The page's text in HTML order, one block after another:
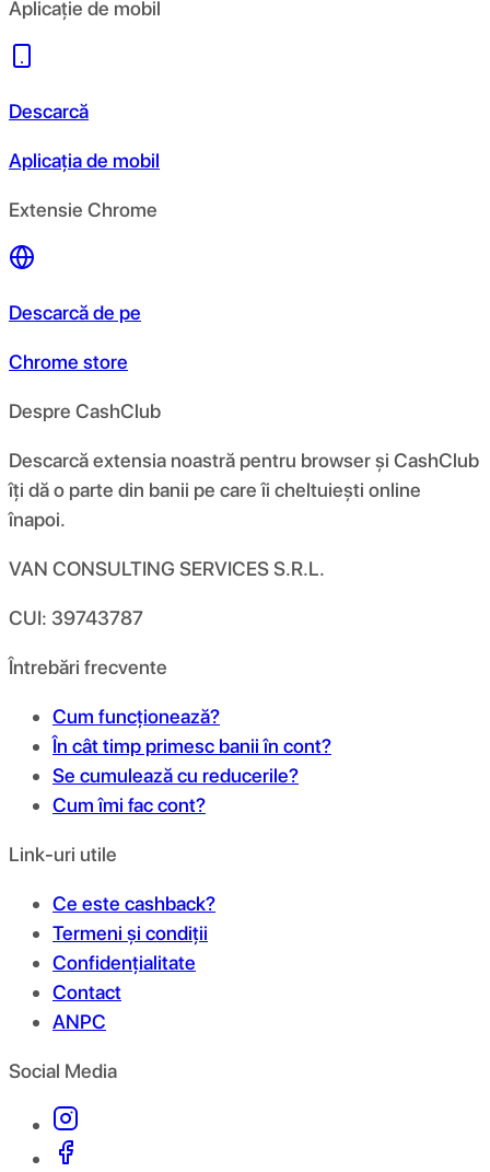
Aplicație de mobil
Descarcă
Aplicația de mobil
Extensie Chrome
Descarcă de pe
Chrome store
Despre CashClub
Descarcă extensia noastră pentru browser și CashClub
îți dă o parte din banii pe care îi cheltuiești online
înapoi.
VAN CONSULTING SERVICES S.R.L.
CUI: 39743787
Întrebări frecvente
Cum funcționează?
În cât timp primesc banii în cont?
Se cumulează cu reducerile?
Cum îmi fac cont?
Link-uri utile
Ce este cashback?
Termeni și condiții
Confidențialitate
Contact
ANPC
Social Media